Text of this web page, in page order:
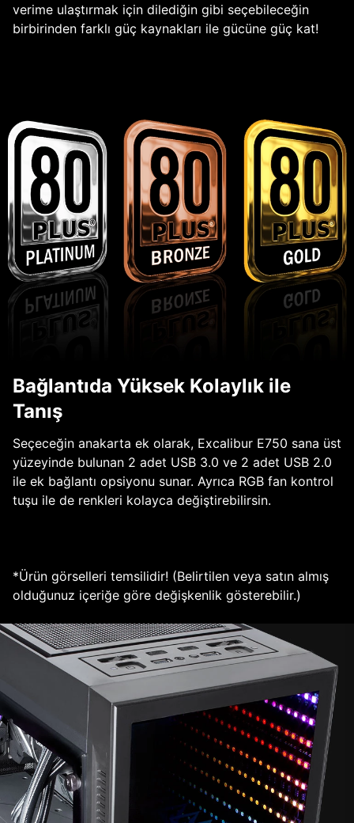
verime ulaştırmak için dilediğin gibi seçebileceğin
birbirinden farklı güç kaynakları ile gücüne güç kat!
Bağlantıda Yüksek Kolaylık ile
Tanış
Seçeceğin anakarta ek olarak, Excalibur E750 sana üst
yüzeyinde bulunan 2 adet USB 3.0 ve 2 adet USB 2.0
ile ek bağlantı opsiyonu sunar. Ayrıca RGB fan kontrol
tuşu ile de renkleri kolayca değiştirebilirsin.
*Ürün görselleri temsilidir! (Belirtilen veya satın almış
olduğunuz içeriğe göre değişkenlik gösterebilir.)